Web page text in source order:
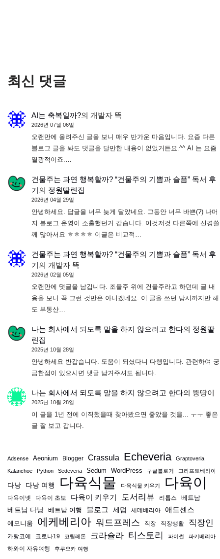
최신 댓글
AI는 축복일까?의 개발자 뜩
2026년 07월 06일
오랜만에 올려주신 글을 보니 매우 반가운 마음입니다. 요즘 다른
블로그 글을 봐도 댓글을 달만한 내용이 없었거든요.^^ AI 는 요즘
열광적이죠.…
건물주는 과연 행복할까? “건물주의 기쁨과 슬픔” 독서 후
기의 정원딸린집
2026년 04월 29일
안녕하세요. 답글을 너무 늦게 달았네요. 그동안 너무 바쁜(?) 나머
지 블로그 운영이 소홀했던거 같습니다. 이것저것 다른쪽에 신경쓸
께 많아서요 ㅎㅎㅎㅎ 이글은 비교적…
건물주는 과연 행복할까? “건물주의 기쁨과 슬픔” 독서 후
기의 개발자 뜩
2026년 02월 05일
오랜만에 댓글을 남깁니다. 조물주 위에 건물주라고 하던데 글 내
용을 보니 꼭 그런 것만은 아니겠네요. 이 글을 쓰던 당시까지만 해
도 부동산…
나는 회사에서 되도록 말을 하지 않으려고 한다의 정원딸
린집
2025년 10월 28일
안녕하세요 반갑습니다. 도움이 되셨다니 다행입니다. 관련하여 궁
금한점이 있으시면 댓글 남겨주셔도 됩니다.
나는 회사에서 되도록 말을 하지 않으려고 한다의 뚱땅이
2025년 10월 28일
이 글을 1년 전에 이직했을때 찾아봤으면 좋았을 것을... ㅜㅜ 좋은
글 잘 보고 갑니다.
Adsense Aeonium Blogger Crassula Echeveria Graptoveria
Kalanchoe Python Sedeveria Sedum WordPress 구글블로거 그라프토베리아
다낭 다낭 여행 다육식물 다육식물 키우기 다육이
다육이넷 다육이 초보 다육이 키우기 도서리뷰 리톱스
베트남
베트남 다낭 베트남 여행 블로그 세덤 세데베리아 애드센스
에오니움 에케베리아 워드프레스 직장 직장생활 직장인
카랑코에 코로나19 코틸레돈 크라슐라 티스토리 파이썬 파키베리아
하와이 자유여행 후쿠오카 여행